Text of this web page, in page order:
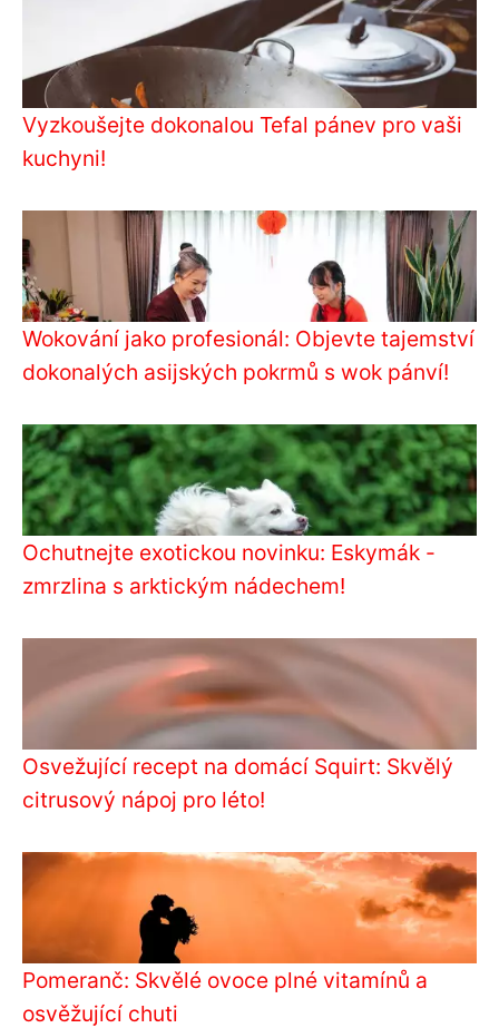
Vyzkoušejte dokonalou Tefal pánev pro vaši
kuchyni!
Wokování jako profesionál: Objevte tajemství
dokonalých asijských pokrmů s wok pánví!
Ochutnejte exotickou novinku: Eskymák -
zmrzlina s arktickým nádechem!
Osvežující recept na domácí Squirt: Skvělý
citrusový nápoj pro léto!
Pomeranč: Skvělé ovoce plné vitamínů a
osvěžující chuti